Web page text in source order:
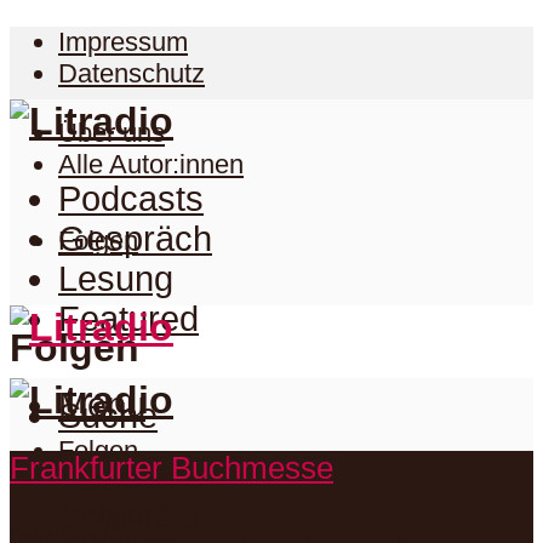
Impressum
Datenschutz
Über uns
Alle Autor:innen
Folgen
Folgen
Folgen
Facebook
Podcasts
Gespräch
Lesung
Featured
Menu
Suche
Podcasts
Frankfurter Buchmesse